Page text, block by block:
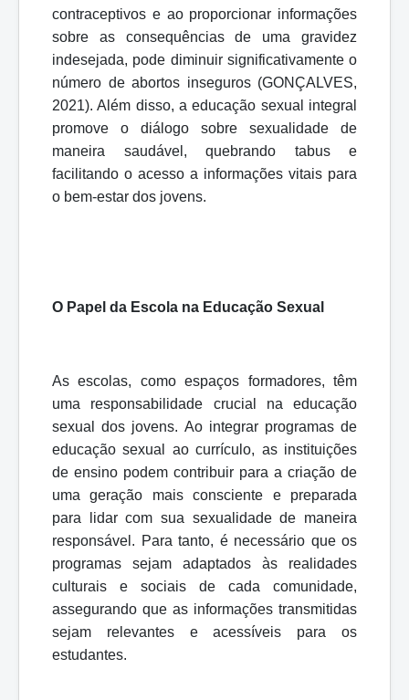
contraceptivos e ao proporcionar informações
sobre as consequências de uma gravidez
indesejada, pode diminuir significativamente o
número de abortos inseguros (GONÇALVES,
2021). Além disso, a educação sexual integral
promove o diálogo sobre sexualidade de
maneira saudável, quebrando tabus e
facilitando o acesso a informações vitais para
o bem-estar dos jovens.
O Papel da Escola na Educação Sexual
As escolas, como espaços formadores, têm
uma responsabilidade crucial na educação
sexual dos jovens. Ao integrar programas de
educação sexual ao currículo, as instituições
de ensino podem contribuir para a criação de
uma geração mais consciente e preparada
para lidar com sua sexualidade de maneira
responsável. Para tanto, é necessário que os
programas sejam adaptados às realidades
culturais e sociais de cada comunidade,
assegurando que as informações transmitidas
sejam relevantes e acessíveis para os
estudantes.